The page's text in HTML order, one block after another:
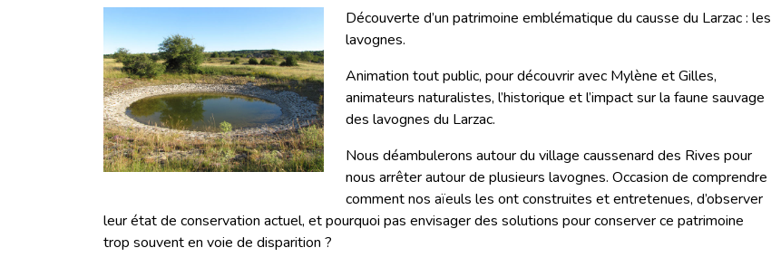
Découverte d’un patrimoine emblématique du causse du Larzac : les
lavognes.
Animation tout public, pour découvrir avec Mylène et Gilles,
animateurs naturalistes, l’historique et l’impact sur la faune sauvage
des lavognes du Larzac.
Nous déambulerons autour du village caussenard des Rives pour
nous arrêter autour de plusieurs lavognes. Occasion de comprendre
comment nos aïeuls les ont construites et entretenues, d’observer
leur état de conservation actuel, et pourquoi pas envisager des solutions pour conserver ce patrimoine
trop souvent en voie de disparition ?